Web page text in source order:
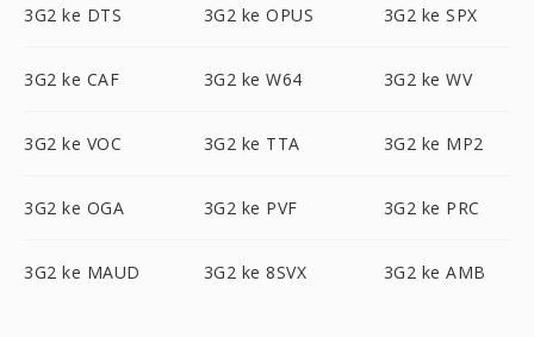
3G2 ke DTS 3G2 ke OPUS 3G2 ke SPX
3G2 ke CAF 3G2 ke W64 3G2 ke WV
3G2 ke VOC 3G2 ke TTA 3G2 ke MP2
3G2 ke OGA 3G2 ke PVF 3G2 ke PRC
3G2 ke MAUD 3G2 ke 8SVX 3G2 ke AMB